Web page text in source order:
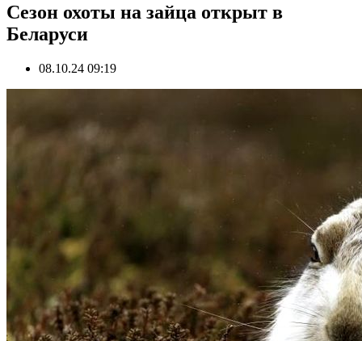
Сезон охоты на зайца открыт в
Беларуси
08.10.24 09:19